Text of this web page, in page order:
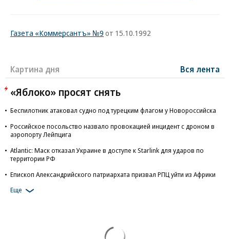
Газета «Коммерсантъ» №9 от 15.10.1992
Картина дня Вся лента
«Яблоко» просят снять
Беспилотник атаковал судно под турецким флагом у Новороссийска
Российское посольство назвало провокацией инцидент с дроном в
аэропорту Лейпцига
Atlantic: Маск отказал Украине в доступе к Starlink для ударов по
территории РФ
Епископ Александрийского патриархата призвал РПЦ уйти из Африки
Еще